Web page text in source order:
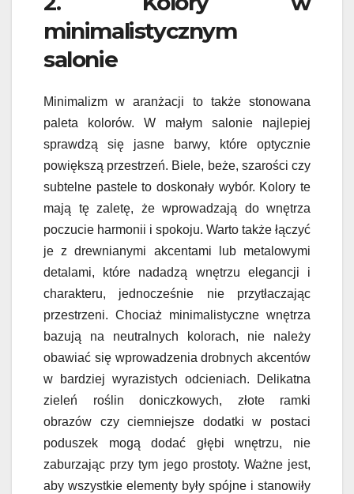
minimalistycznym
salonie
Minimalizm w aranżacji to także stonowana
paleta kolorów. W małym salonie najlepiej
sprawdzą się jasne barwy, które optycznie
powiększą przestrzeń. Biele, beże, szarości czy
subtelne pastele to doskonały wybór. Kolory te
mają tę zaletę, że wprowadzają do wnętrza
poczucie harmonii i spokoju. Warto także łączyć
je z drewnianymi akcentami lub metalowymi
detalami, które nadadzą wnętrzu elegancji i
charakteru, jednocześnie nie przytłaczając
przestrzeni. Chociaż minimalistyczne wnętrza
bazują na neutralnych kolorach, nie należy
obawiać się wprowadzenia drobnych akcentów
w bardziej wyrazistych odcieniach. Delikatna
zieleń roślin doniczkowych, złote ramki
obrazów czy ciemniejsze dodatki w postaci
poduszek mogą dodać głębi wnętrzu, nie
zaburzając przy tym jego prostoty. Ważne jest,
aby wszystkie elementy były spójne i stanowiły